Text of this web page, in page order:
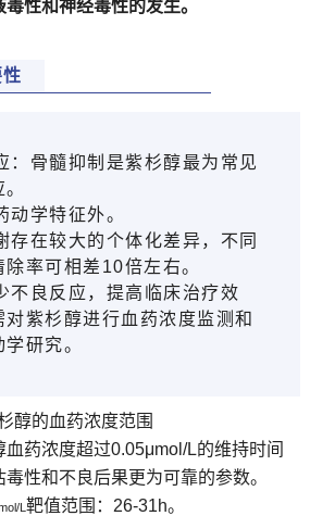
性和神经毒性的发生。
：骨髓抑制是紫杉醇最为常见
动学特征外。
存在较大的个体化差异，不同
率可相差10倍左右。
不良反应，提高临床治疗效
对紫杉醇进行血药浓度监测和
研究。
醇的血药浓度范围
药浓度超过0.05μmol/L的维持时间
毒性和不良后果更为可靠的参数。
L 靶值范围：26-31h。